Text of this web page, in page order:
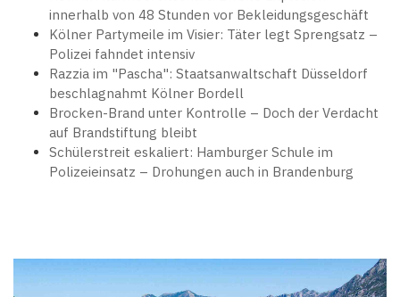
innerhalb von 48 Stunden vor Bekleidungsgeschäft
Kölner Partymeile im Visier: Täter legt Sprengsatz –
Polizei fahndet intensiv
Razzia im "Pascha": Staatsanwaltschaft Düsseldorf
beschlagnahmt Kölner Bordell
Brocken-Brand unter Kontrolle – Doch der Verdacht
auf Brandstiftung bleibt
Schülerstreit eskaliert: Hamburger Schule im
Polizeieinsatz – Drohungen auch in Brandenburg